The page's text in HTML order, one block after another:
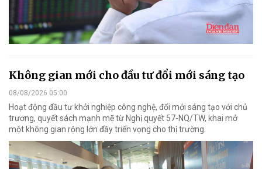
Không gian mới cho đầu tư đổi mới sáng tạo
08/08/2026 05:00
Hoạt động đầu tư khởi nghiệp công nghệ, đổi mới sáng tạo với chủ
trương, quyết sách mạnh mẽ từ Nghị quyết 57-NQ/TW, khai mở
một không gian rộng lớn đầy triển vọng cho thị trường.